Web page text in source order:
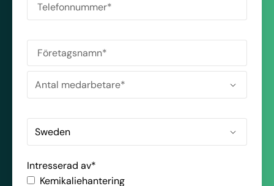
Intresserad av*
Kemikaliehantering